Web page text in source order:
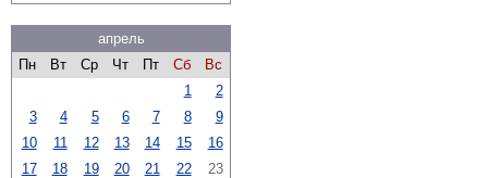
апрель
Пн
Вт Ср Чт Пт Сб
Вс
1
2
3
4 5 6 7 8
9
10
11 12 13 14 15
16
17
18 19 20 21 22
23